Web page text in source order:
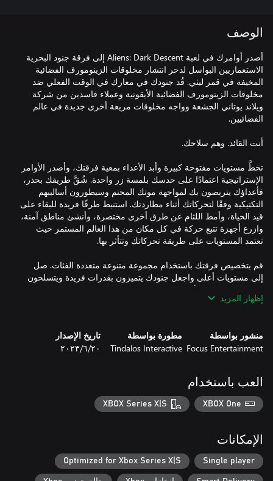
الوصف
أصدر أوامرك في لعبة Aliens: Dark Descent إلى فرقة جنود البحرية
الاستعماريين البواسل لدحر انتشار مخلوقات الزينومورف الفضائية
المخيفة في قمر ليثي. قُد جنودك في معارك في الوقت الفعلي ضد
مخلوقات الزينومورف الفضائية الأيقونية وعملاء فاسدين من شركة
ويلاند يوتاني الجشعة وواجه مخلوقات مريعة أخرى جديدة في عالم
تخطَّ مستويات مفتوحة كبيرة وأبد الأعداء بمعية فرقتك، وأصدر الأوامر
الإستراتيجية اعتمادًا على حدسك بلمسة زر واحدة. شُقَّ طريقك بحذر،
فأعداؤك يتربصون بك لمواجهة موتك المحتم وسيطورون أساليبهم
التكتيكية وفقًا لتحركاتك أثناء مطاردتك. استنبط طرقًا فريدة للبقاء على
قيد الحياة، وأمط اللثام عن طرق أخرى مختصرة، وأنشئ مناطق آمنة،
وازرع أجهزة تتبع حركة في كل مكان من هذا العالم المستمر حيث
قم بتخصيص فرقتك باستخدام مجموعة متنوعة متعددة الفئات. صل
إلى مستويات أعلى واجعل جنودك يتميزون بقدرات فريدة ويتسلحون
بترسانة قوية من الأسلحة والدروع والميزات الإضافية لخوض غمار
مهمات شاقة وعالية المخاطر في مناطق غير مأمونة. طوّر قاعدتك
قم بإدارة مواردك بتروٍّ وحكمة وخذ المخاطر المحدقة بعين الاعتبار
واتخذ القرارات المناسبة للتغلب على المخلوقات الأكثر فتكًا التي
• واجه مخلوقات الزينومورف الفضائية الأيقونية في قصة شيقة لقتال
الكائنات الفضائية والتي تشمل حاضنات الوجوه الفضائية والجنود
• أصدر الأوامر وفقًا لإستراتيجيتك واعتمد تكتيكات مختلفة في كل
مهمة، وقم بإدارة صحة جنودك والموارد بتعقّلٍ وتروٍّ واحرص على
إظهار المزيد
منشور بواسطة
Focus Entertainment
مطورة بواسطة
Tindalos Interactive
تاريخ الإصدار
٢٠‏/٦‏/٢٠٢٣
العب باستخدام
XBOX One
XBOX Series X|S
الإمكانات
Single player
Optimized for Xbox Series X|S